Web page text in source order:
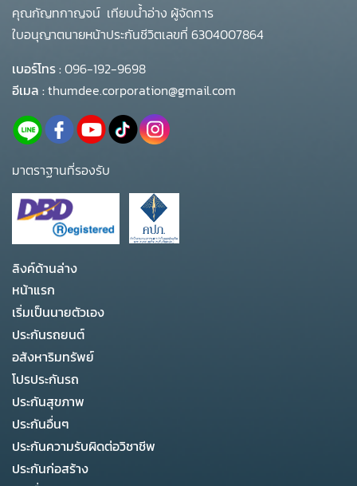
คุณกัญทกาญจน์ เทียบน้ำอ่าง ผู้จัดการ
ใบอนุญาตนายหน้าประกันชีวิตเลขที่ 6304007864
เบอร์โทร :096-192-9698
อีเมล :thumdee.corporation@gmail.com
มาตราฐานที่รองรับ
ลิงค์ด้านล่าง
หน้าแรก
เริ่มเป็นนายตัวเอง
ประกันรถยนต์
อสังหาริมทรัพย์
โปรประกันรถ
ประกันสุขภาพ
ประกันอื่นๆ
ประกันความรับผิดต่อวิชาชีพ
ประกันก่อสร้าง